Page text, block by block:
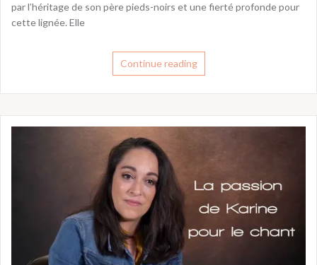
par l’héritage de son père pieds-noirs et une fierté profonde pour
cette lignée. Elle
Continue reading